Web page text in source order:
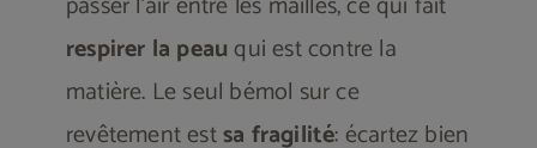
respirer la peauqui est contre la
matière. Le seul bémol sur ce
revêtement estsa fragilité: écartez bien